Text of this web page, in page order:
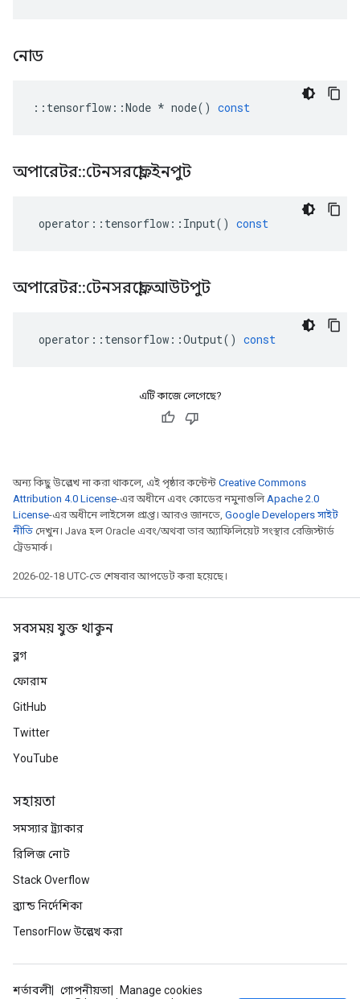
নোড
:: tensorflow ::Node * node() const
অপারেটর::টেনসরফ্লো::ইনপুট
operator :: tensorflow :: Input() const
অপারেটর::টেনসরফ্লো::আউটপুট
operator :: tensorflow ::Output() const
এটি কাজে লেগেছে?
অন্য কিছু উল্লেখ না করা থাকলে, এই পৃষ্ঠার কন্টেন্ট Creative Commons
Attribution 4.0 License-এর অধীনে এবং কোডের নমুনাগুলিApache 2.0
License-এর অধীনে লাইসেন্স প্রাপ্ত। আরও জানতে, Google Developers সাইট
নীতি দেখুন। Java হল Oracle এবং/অথবা তার অ্যাফিলিয়েট সংস্থার রেজিস্টার্ড
ট্রেডমার্ক।
2026-02-18 UTC-তে শেষবার আপডেট করা হয়েছে।
সবসময় যুক্ত থাকুন
ব্লগ
ফোরাম
GitHub
Twitter
YouTube
সহায়তা
সমস্যার ট্র্যাকার
রিলিজ নোট
Stack Overflow
ব্র্যান্ড নির্দেশিকা
TensorFlow উল্লেখ করা
শর্তাবলী গোপনীয়তা
Manage cookies